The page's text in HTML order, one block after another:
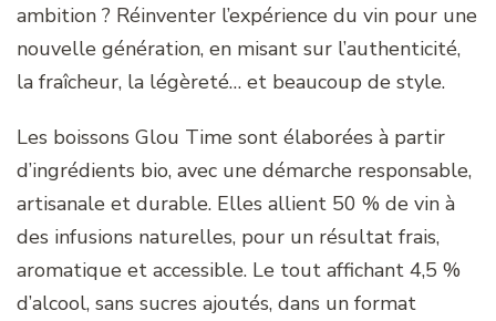
ambition ? Réinventer l’expérience du vin pour une
nouvelle génération, en misant sur l’authenticité,
la fraîcheur, la légèreté… et beaucoup de style.
Les boissons Glou Time sont élaborées à partir
d’ingrédients bio, avec une démarche responsable,
artisanale et durable. Elles allient 50 % de vin à
des infusions naturelles, pour un résultat frais,
aromatique et accessible. Le tout affichant 4,5 %
d’alcool, sans sucres ajoutés, dans un format